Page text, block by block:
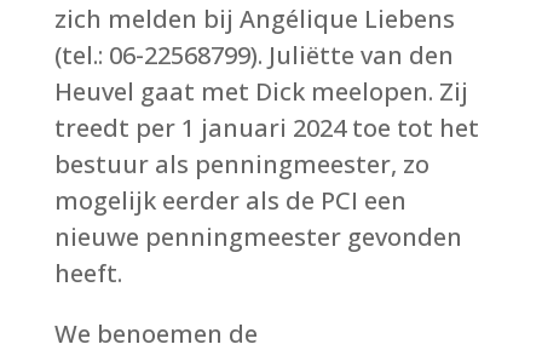
zich melden bij Angélique Liebens
(tel.: 06-22568799). Juliëtte van den
Heuvel gaat met Dick meelopen. Zij
treedt per 1 januari 2024 toe tot het
bestuur als penningmeester, zo
mogelijk eerder als de PCI een
nieuwe penningmeester gevonden
heeft.
We benoemen de